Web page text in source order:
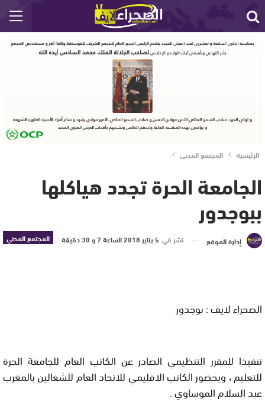
الرئيسية المجتمع المدني
الجامعة الحرة تجدد هياكلها
ببوجدور
المجتمع المدني إدارة الموقع نشر في 5 يناير 2018 الساعة 7 و 30 دقيقة
الصحراء لايف : بوجدور
تنفيذا للمقرر التنظيمي الصادر عن الكاتب العام للجامعة الحرة
للتعليم ، وبحضور الكاتب الاقليمي للاتحاد العام للشغالين بالمغرب
عبد السلام الموساوي .